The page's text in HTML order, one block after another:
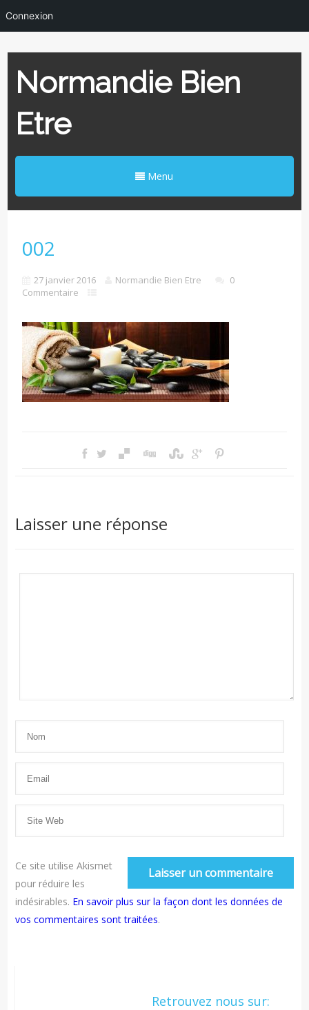
Normandie Bien
Etre
Menu
002
27 janvier 2016 Normandie Bien Etre
0
Commentaire
Laisser une réponse
Ce site utilise Akismet
pour réduire les
indésirables. En savoir plus sur la façon dont les données de
vos commentaires sont traitées.
Retrouvez nous sur:
Connexion